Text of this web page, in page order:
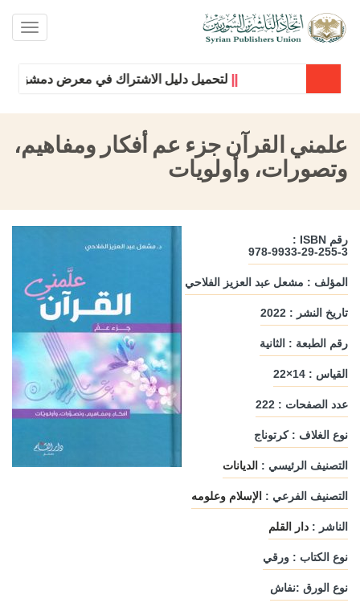
لتحميل دليل الاشتراك في معرض دمشق
علمني القرآن جزء عم أفكار ومفاهيم،
وتصورات، وأولويات
رقم ISBN :
978-9933-29-255-3
المؤلف : مشعل عبد العزيز الفلاحي
تاريخ النشر : 2022
رقم الطبعة : الثانية
القياس : 14×22
عدد الصفحات : 222
نوع الغلاف : كرتوناج
التصنيف الرئيسي : الديانات
التصنيف الفرعي : الإسلام وعلومه
الناشر : دار القلم
نوع الكتاب : ورقي
نوع الورق :نفاش